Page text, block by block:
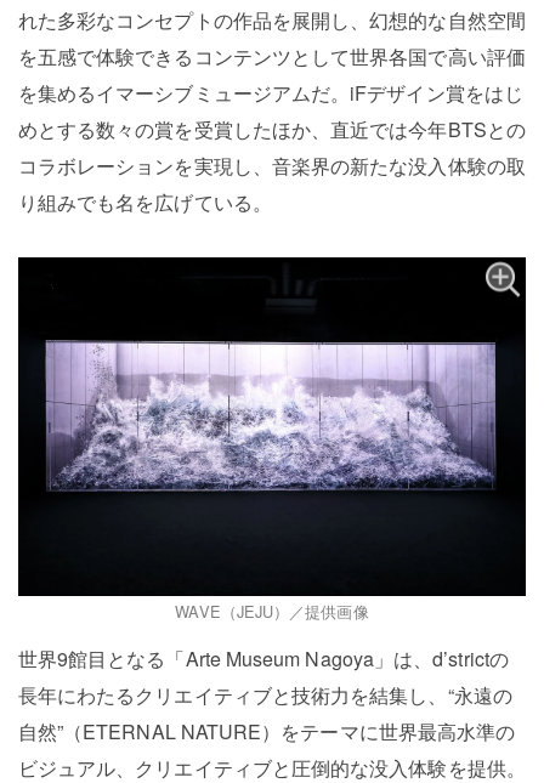
れた多彩なコンセプトの作品を展開し、幻想的な自然空間
を五感で体験できるコンテンツとして世界各国で高い評価
を集めるイマーシブミュージアムだ。iFデザイン賞をはじ
めとする数々の賞を受賞したほか、直近では今年BTSとの
コラボレーションを実現し、音楽界の新たな没入体験の取
り組みでも名を広げている。
WAVE（JEJU）／提供画像
世界9館目となる「Arte Museum Nagoya」は、d’strictの
長年にわたるクリエイティブと技術力を結集し、“永遠の
自然”（ETERNAL NATURE）をテーマに世界最高水準の
ビジュアル、クリエイティブと圧倒的な没入体験を提供。